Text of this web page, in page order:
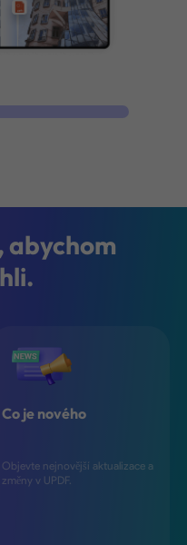
abychom
Co je nového
Objevte nejnovější aktualizace a
změny v UPDF.